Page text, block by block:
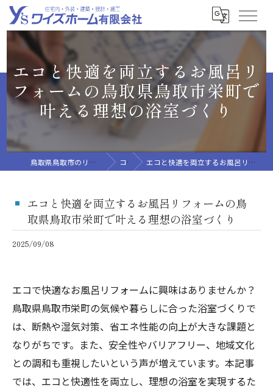
エコと快適を両立するお風呂リ
フォームの鳥取県鳥取市栄町で
叶える理想の浴室づくり
鳥取県鳥取市のリフォームならワイズホーム有限会社 コラム エコと快適を両立するお風呂リフォームの鳥取県鳥取市栄町で叶える理想の浴室づくり
エコと快適を両立するお風呂リフォームの鳥
取県鳥取市栄町で叶える理想の浴室づくり
2025/09/08
エコで快適なお風呂リフォームに興味はありませんか？
鳥取県鳥取市栄町の気候や暮らしに合った浴室づくりで
は、断熱や湿気対策、省エネ性能の向上が大きな課題と
なりがちです。また、安全性やバリアフリー、地域文化
との調和も重視したいという声が増えています。本記事
では、エコと快適性を両立し、理想の浴室を実現するた